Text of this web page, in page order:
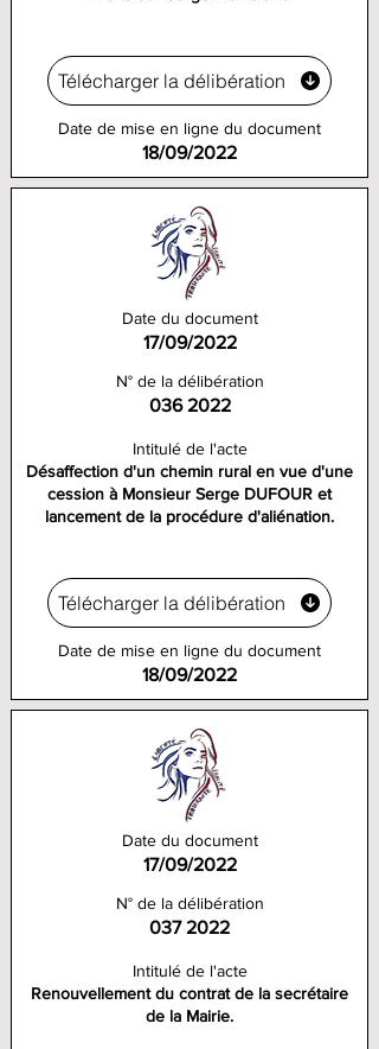
Télécharger la délibération
Date de mise en ligne du document
18/09/2022
Date du document
17/09/2022
N° de la délibération
036 2022
Intitulé de l'acte
Désaffection d'un chemin rural en vue d'une
cession à Monsieur Serge DUFOUR et
lancement de la procédure d'aliénation.
Télécharger la délibération
Date de mise en ligne du document
18/09/2022
Date du document
17/09/2022
N° de la délibération
037 2022
Intitulé de l'acte
Renouvellement du contrat de la secrétaire
de la Mairie.